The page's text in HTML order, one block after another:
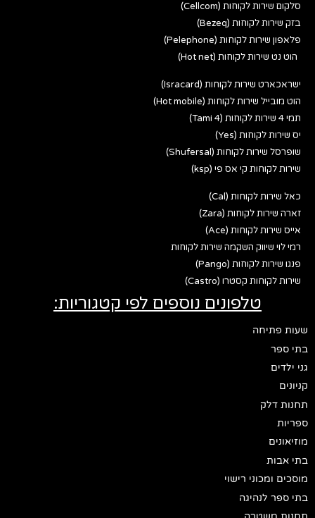
סלקום שירות לקוחות (Cellcom)
בזק שירות לקוחות (Bezeq)
פלאפון שירות לקוחות (Pelephone)
הוט נט שירות לקוחות (Hot net)
ישראכארט שירות לקוחות (Isracard)
הוט מובייל שירות לקוחות (Hot mobile)
תמי 4 שירות לקוחות (Tami 4)
יס שירות לקוחות (Yes)
שופרסל שירות לקוחות (Shufersal)
שירות לקוחות קי אס פי (ksp)
כאל שירות לקוחות (Cal)
זארה שירות לקוחות (Zara)
אייס שירות לקוחות (Ace)
רמי לוי שיווק השקמה שירות לקוחות
פנגו שירות לקוחות (Pango)
שירות לקוחות קסטרו (Castro)
טלפונים נוספים לפי קטגוריות:
שעות פתיחה
בתי ספר
גני ילדים
קניונים
תחנות דלק
ספריות
מוזיאונים
בתי אבות
מוסכים ומכוני רישוי
בתי ספר לנהיגה